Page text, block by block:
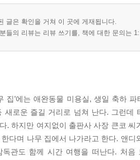
글은 확인을 거쳐 이 곳에 게재됩니다.
들의 리뷰는 리뷰 쓰기를, 책에 대한 문의는
집’에는 애완동물 미용실, 생일 축하
새로운 즐길 거리로 넘쳐 난다. 그런데
. 하지만 여지없이 출판사 사장 큰코 씨
한다며 나무 집에서 나가라고 한다. 앤
독관도 함께 시간 여행을 떠난다. 처